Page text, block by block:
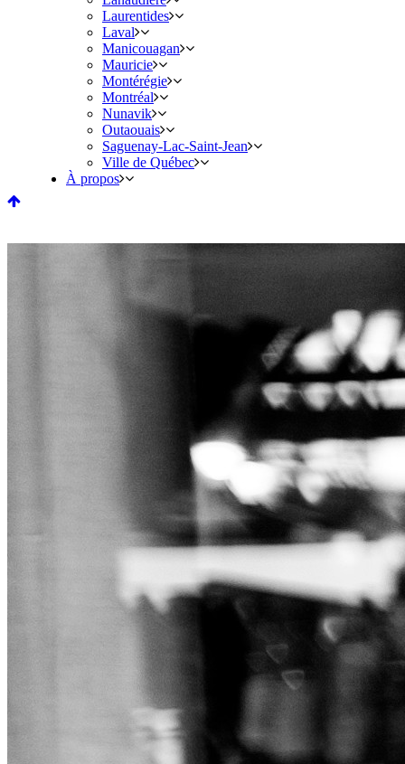
Laurentides
Laval
Manicouagan
Mauricie
Montérégie
Montréal
Nunavik
Outaouais
Saguenay-Lac-Saint-Jean
Ville de Québec
À propos